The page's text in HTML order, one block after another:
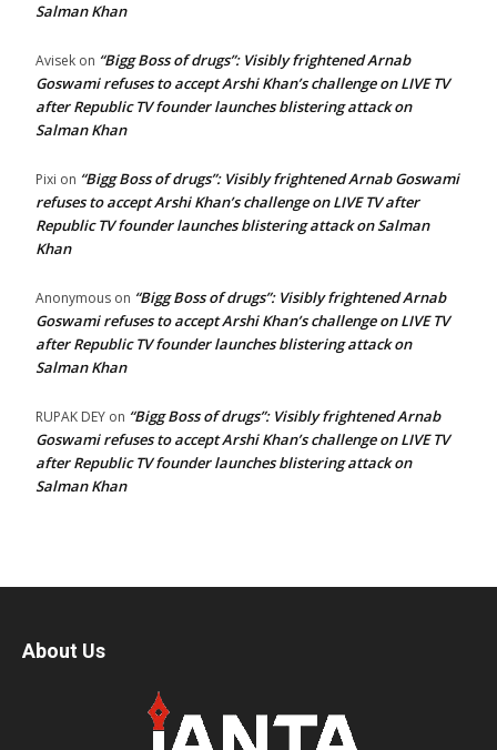
Salman Khan
Avisek on “Bigg Boss of drugs”: Visibly frightened Arnab
Goswami refuses to accept Arshi Khan’s challenge on LIVE TV
after Republic TV founder launches blistering attack on
Salman Khan
Pixi on “Bigg Boss of drugs”: Visibly frightened Arnab Goswami
refuses to accept Arshi Khan’s challenge on LIVE TV after
Republic TV founder launches blistering attack on Salman
Khan
Anonymous on “Bigg Boss of drugs”: Visibly frightened Arnab
Goswami refuses to accept Arshi Khan’s challenge on LIVE TV
after Republic TV founder launches blistering attack on
Salman Khan
RUPAK DEY on “Bigg Boss of drugs”: Visibly frightened Arnab
Goswami refuses to accept Arshi Khan’s challenge on LIVE TV
after Republic TV founder launches blistering attack on
Salman Khan
About Us